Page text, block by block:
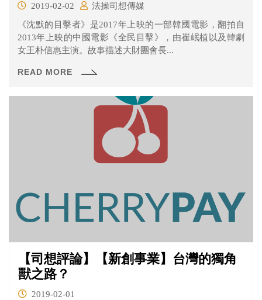
2019-02-02
法操司想傳媒
《沈默的目擊者》是2017年上映的一部韓國電影，翻拍自
2013年上映的中國電影《全民目擊》，由崔岷植以及韓劇
女王朴信惠主演。故事描述大財團會長...
READ MORE
【司想評論】【新創事業】台灣的獨角
獸之路？
2019-02-01